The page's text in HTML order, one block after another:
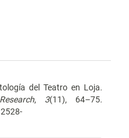
del Teatro en Loja.
, 3(11), 64–75.